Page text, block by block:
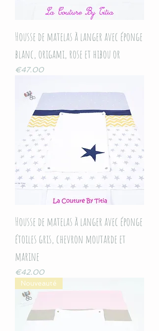
Housse de matelas à langer avec éponge
blanc, origami, rose et hibou or
Price
€47.00
Housse de matelas à langer avec éponge
étoiles gris, chevron moutarde et
marine
Price
€42.00
Nouveauté